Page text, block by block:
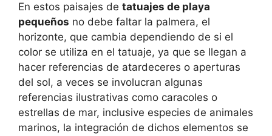
En estos paisajes de tatuajes de playa
pequeños no debe faltar la palmera, el
horizonte, que cambia dependiendo de si el
color se utiliza en el tatuaje, ya que se llegan a
hacer referencias de atardeceres o aperturas
del sol, a veces se involucran algunas
referencias ilustrativas como caracoles o
estrellas de mar, inclusive especies de animales
marinos, la integración de dichos elementos se